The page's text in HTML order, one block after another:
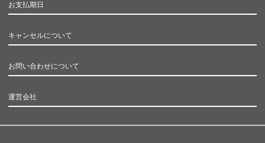
お支払期日
キャンセルについて
お問い合わせについて
運営会社